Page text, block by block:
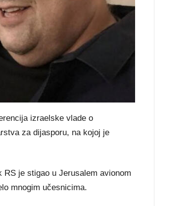
izraelske vlade o
za dijasporu, na kojoj je
RS je stigao u Jerusalem avionom
mnogim učesnicima.